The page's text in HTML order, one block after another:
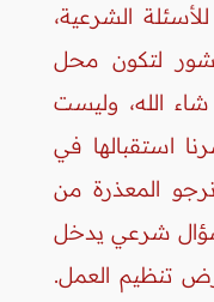
الشرعية،
لتكون محل
شاء الله، وليست
استقبالها في
المعذرة من
سؤال شرعي يدخل
تنظيم العمل.